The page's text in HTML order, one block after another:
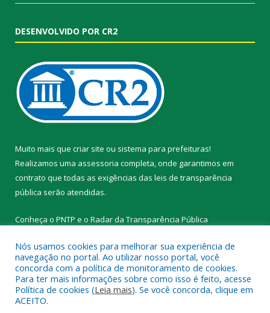
DESENVOLVIDO POR CR2
Muito mais que criar site ou sistema para prefeituras!
Realizamos uma assessoria completa, onde garantimos em
contrato que todas as exigências das leis de transparência
pública serão atendidas.
Conheça o PNTP e o Radar da Transparência Pública
Todos os direitos reservados a Prefeitura Municipal de Novo
Progresso.
Nós usamos cookies para melhorar sua experiência de
navegação no portal. Ao utilizar nosso portal, você
concorda com a política de monitoramento de cookies.
Para ter mais informações sobre como isso é feito, acesse
Política de cookies (Leia mais). Se você concorda, clique em
ACEITO.